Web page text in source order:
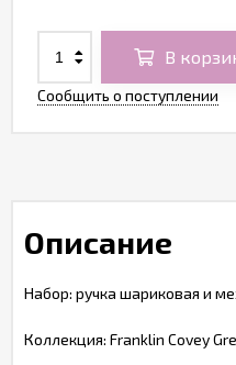
В
Сообщить о поступлении
Описание
Набор: ручка шариковая и
Коллекция: Franklin Covey